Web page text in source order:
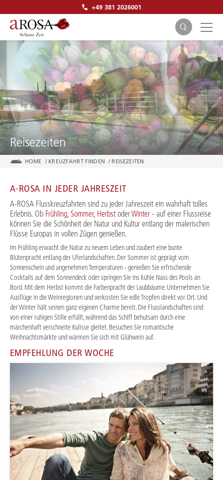
+49 381 2026001
SUCHEN
Reisezeiten
HOME / KREUZFAHRT FINDEN / REISEZEITEN
A-ROSA IN JEDER JAHRESZEIT
A-ROSA Flusskreuzfahrten sind zu jeder Jahreszeit ein wahrhaft tolles
Erlebnis. Ob Frühling, Sommer, Herbst oderWinter- auf einer Flussreise
können Sie die Schönheit der Natur und Kultur entlang der malerischen
Flüsse Europas in vollen Zügen genießen.
Im Frühling erwacht die Natur zu neuem Leben und zaubert eine bunte
Blütenpracht entlang der Uferlandschaften. Der Sommer ist geprägt vom
Sonnenschein und angenehmen Temperaturen - genießen Sie erfrischende
Cocktails auf dem Sonnendeck oder springen Sie ins kühle Nass des Pools an
Bord. Mit dem Herbst kommt die Farbenpracht der Laubbäume. Unternehmen Sie
Ausflüge in die Weinregionen und verkosten Sie edle Tropfen direkt vor Ort. Und
der Winter hält seinen ganz eigenen Charme bereit. Die Flusslandschaften sind
von einer ruhigen Stille erfüllt, während das Schiff behutsam durch eine
märchenhaft verschneite Kulisse gleitet. Besuchen Sie romantische
Weihnachtsmärkte und wärmen Sie sich mit Glühwein auf.
EMPFEHLUNG DER WOCHE